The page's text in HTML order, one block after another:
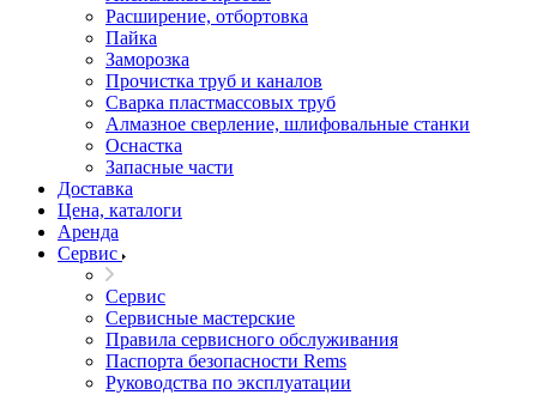
Расширение, отбортовка
Пайка
Заморозка
Прочистка труб и каналов
Сварка пластмассовых труб
Алмазное сверление, шлифовальные станки
Оснастка
Запасные части
Доставка
Цена, каталоги
Аренда
Сервис
Сервис
Сервисные мастерские
Правила сервисного обслуживания
Паспорта безопасности Rems
Руководства по эксплуатации